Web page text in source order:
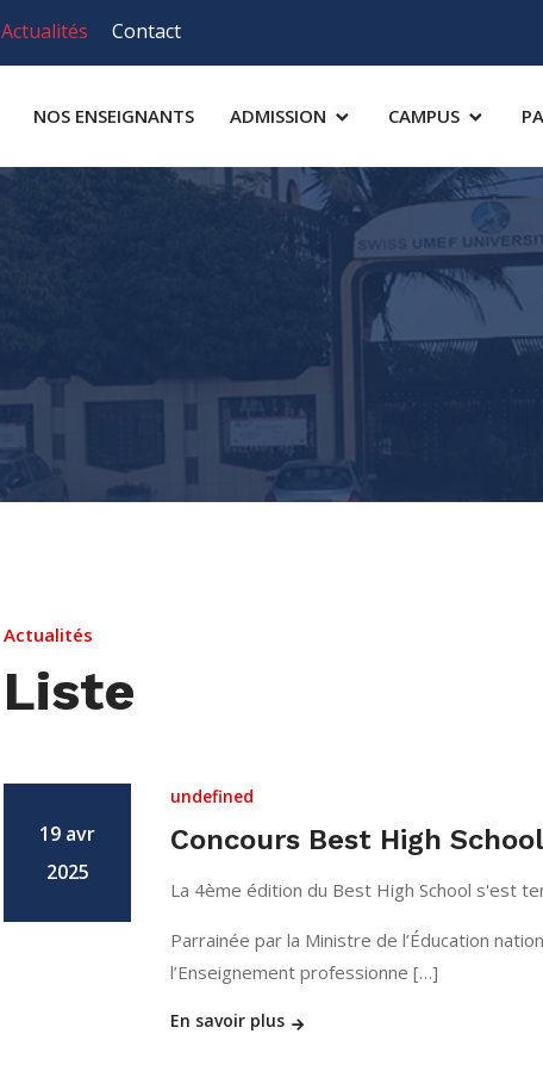
Actualités Contact
NOS ENSEIGNANTS ADMISSION CAMPUS
Actualités
Liste
19 avr
2025
undefined
Concours Best High
La 4ème édition du Best High School s'est
Parrainée par la Ministre de l’Éducation
l’Enseignement professionne […]
En savoir plus